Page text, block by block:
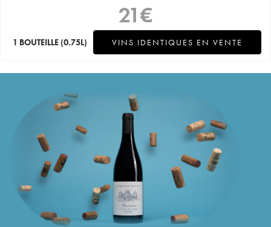
21€
1 BOUTEILLE (0.75L) VINS IDENTIQUES EN VENTE